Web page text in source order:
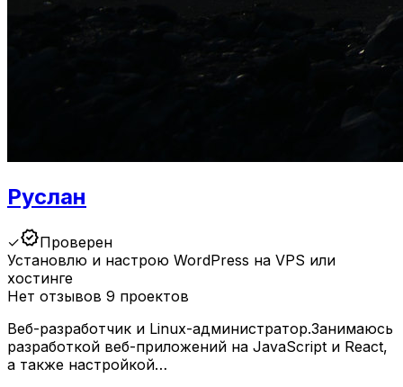
Руслан
✓verifiedПроверен
Установлю и настрою WordPress на VPS или
хостинге
Нет отзывов 9 проектов
Веб-разработчик и Linux-администратор.Занимаюсь
разработкой веб-приложений на JavaScript и React,
а также настройкой…